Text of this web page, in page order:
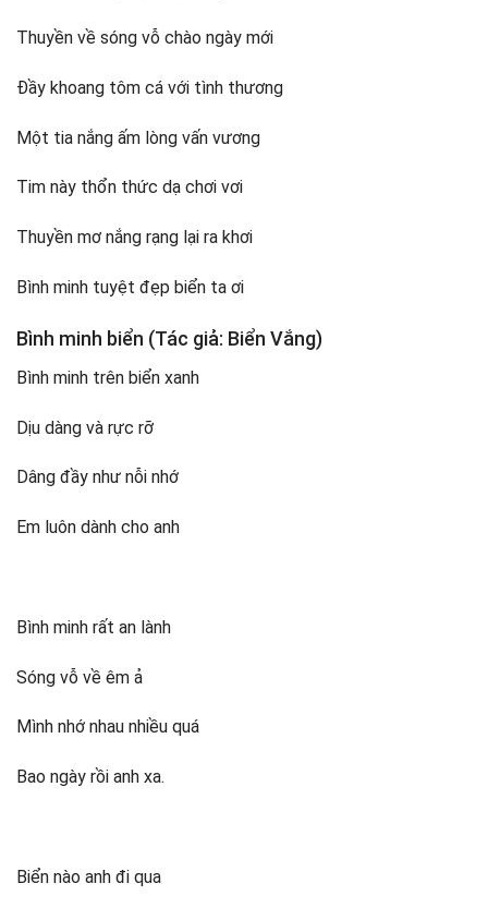
Thuyền về sóng vỗ chào ngày mới
Đầy khoang tôm cá với tình thương
Một tia nắng ấm lòng vấn vương
Tim này thổn thức dạ chơi vơi
Thuyền mơ nắng rạng lại ra khơi
Bình minh tuyệt đẹp biển ta ơi
Bình minh biển (Tác giả: Biển Vắng)
Bình minh trên biển xanh
Dịu dàng và rực rỡ
Dâng đầy như nỗi nhớ
Em luôn dành cho anh
Bình minh rất an lành
Sóng vỗ về êm ả
Mình nhớ nhau nhiều quá
Bao ngày rồi anh xa.
Biển nào anh đi qua